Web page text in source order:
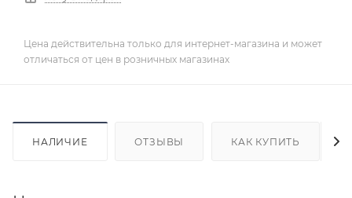
Цена действительна только для интернет-магазина и может
отличаться от цен в розничных магазинах
НАЛИЧИЕ ОТЗЫВЫ КАК КУПИТЬ